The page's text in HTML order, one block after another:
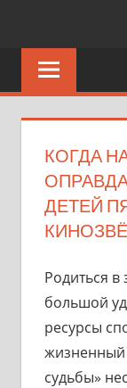
содержимому
Новости
шоу-
КОГДА
ДЕТЕЙ
Родиться
большой
ресурсы
жизненный
судьбы»